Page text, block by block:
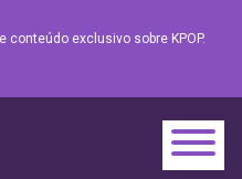
exclusivo sobre KPOP.